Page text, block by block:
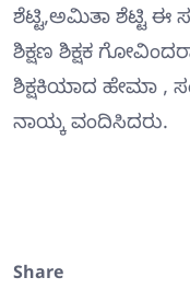
ಶೆಟ್ಟಿ,ಅಮಿತಾ ಶೆಟ್ಟಿ ಈ
ಶಿಕ್ಷಣ ಶಿಕ್ಷಕ
ಶಿಕ್ಷಕಿಯಾದ ಹೇಮಾ ,
ನಾಯ್ಕ ವಂದಿಸಿದರು.
Share